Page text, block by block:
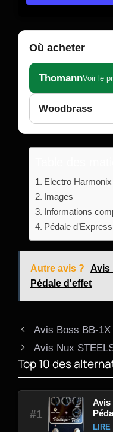
Où acheter
ThomannVoir le
Woodbrass
Electro
Images
Informations
Pédale
Autre avis ?
Avis
Pédale d'effet
Avis Boss BB-1X
Avis Nux
Top 10 des
#1
Avis